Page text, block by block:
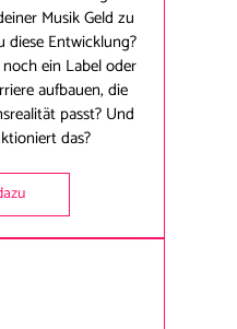
Musik Geld zu
diese Entwicklung?
ein Label oder
aufbauen, die
passt? Und
das?